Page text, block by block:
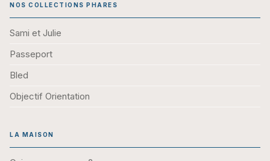
NOS COLLECTIONS PHARES
Sami et Julie
Passeport
Bled
Objectif Orientation
LA MAISON